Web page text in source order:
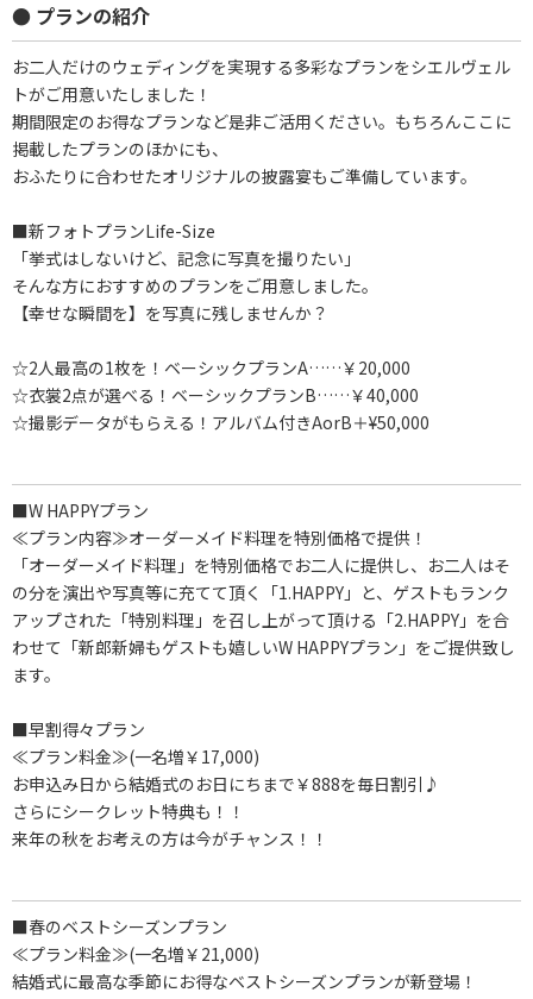
● プランの紹介
お二人だけのウェディングを実現する多彩なプランをシエルヴェル
トがご用意いたしました！
期間限定のお得なプランなど是非ご活用ください。もちろんここに
掲載したプランのほかにも、
おふたりに合わせたオリジナルの披露宴もご準備しています。
■新フォトプランLife-Size
「挙式はしないけど、記念に写真を撮りたい」
そんな方におすすめのプランをご用意しました。
【幸せな瞬間を】を写真に残しませんか？
☆2人最高の1枚を！ベーシックプランA……￥20,000
☆衣裳2点が選べる！ベーシックプランB……￥40,000
☆撮影データがもらえる！アルバム付きAorB＋¥50,000
■W HAPPYプラン
≪プラン内容≫オーダーメイド料理を特別価格で提供！
「オーダーメイド料理」を特別価格でお二人に提供し、お二人はそ
の分を演出や写真等に充てて頂く「1.HAPPY」と、ゲストもランク
アップされた「特別料理」を召し上がって頂ける「2.HAPPY」を合
わせて「新郎新婦もゲストも嬉しいW HAPPYプラン」をご提供致し
ます。
■早割得々プラン
≪プラン料金≫(一名増￥17,000)
お申込み日から結婚式のお日にちまで￥888を毎日割引♪
さらにシークレット特典も！！
来年の秋をお考えの方は今がチャンス！！
■春のベストシーズンプラン
≪プラン料金≫(一名増￥21,000)
結婚式に最高な季節にお得なベストシーズンプランが新登場！